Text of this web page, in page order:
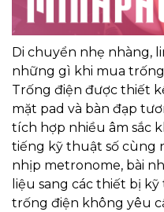
Di chuyển nhẹ nhàng,
những gì khi mua
Trống điện được thiết
mặt pad và bàn đạp
tích hợp nhiều âm sắc
tiếng kỹ thuật số cùng
nhịp metronome, bài
liệu sang các thiết bị
trống điện không yêu